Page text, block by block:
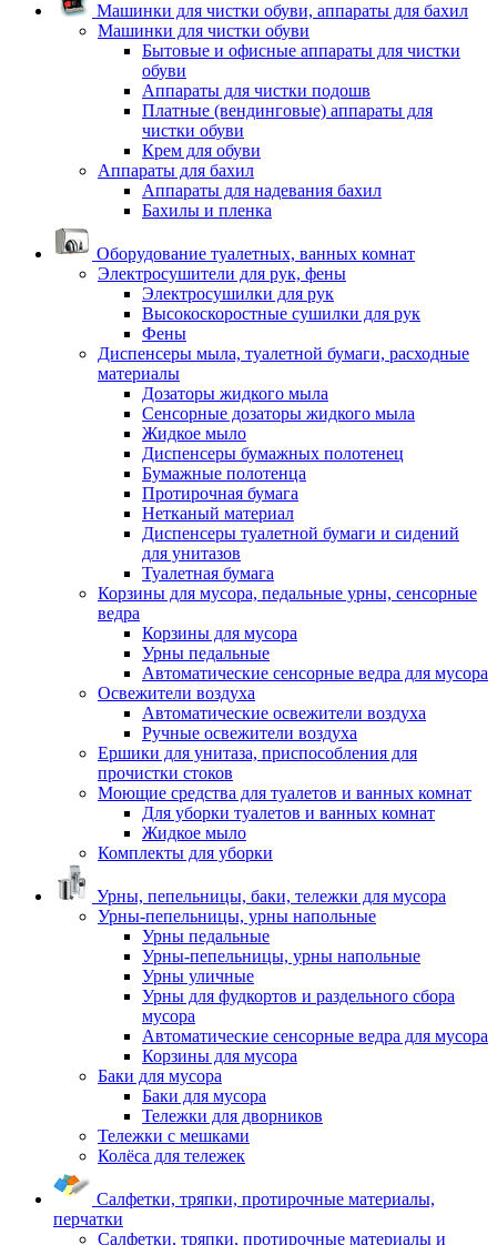
Машинки для чистки обуви, аппараты для бахил
Машинки для чистки обуви
Бытовые и офисные аппараты для чистки
обуви
Аппараты для чистки подошв
Платные (вендинговые) аппараты для
чистки обуви
Крем для обуви
Аппараты для бахил
Аппараты для надевания бахил
Бахилы и пленка
Оборудование туалетных, ванных комнат
Электросушители для рук, фены
Электросушилки для рук
Высокоскоростные сушилки для рук
Фены
Диспенсеры мыла, туалетной бумаги, расходные
материалы
Дозаторы жидкого мыла
Сенсорные дозаторы жидкого мыла
Жидкое мыло
Диспенсеры бумажных полотенец
Бумажные полотенца
Протирочная бумага
Нетканый материал
Диспенсеры туалетной бумаги и сидений
для унитазов
Туалетная бумага
Корзины для мусора, педальные урны, сенсорные
ведра
Корзины для мусора
Урны педальные
Автоматические сенсорные ведра для мусора
Освежители воздуха
Автоматические освежители воздуха
Ручные освежители воздуха
Ершики для унитаза, приспособления для
прочистки стоков
Моющие средства для туалетов и ванных комнат
Для уборки туалетов и ванных комнат
Жидкое мыло
Комплекты для уборки
Урны, пепельницы, баки, тележки для мусора
Урны-пепельницы, урны напольные
Урны педальные
Урны-пепельницы, урны напольные
Урны уличные
Урны для фудкортов и раздельного сбора
мусора
Автоматические сенсорные ведра для мусора
Корзины для мусора
Баки для мусора
Баки для мусора
Тележки для дворников
Тележки с мешками
Колёса для тележек
Салфетки, тряпки, протирочные материалы,
перчатки
Салфетки, тряпки, протирочные материалы и